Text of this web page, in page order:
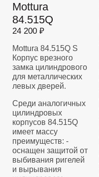
Mottura
84.515Q
24 200 ₽
Mottura 84.515Q S
Корпус врезного
замка цилиндрового
для металлических
левых дверей.
Среди аналогичных
цилиндровых
корпусов 84.515Q
имеет массу
преимуществ: -
оснащен защитой от
выбивания ригелей
и вырывания